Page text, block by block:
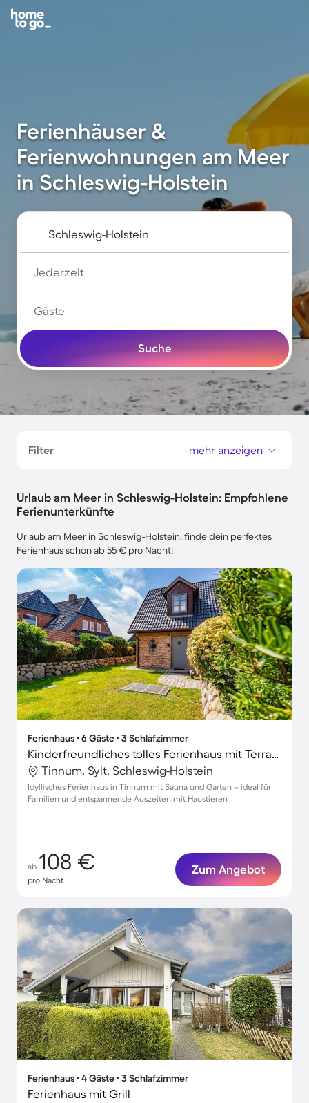
Ferienhäuser &
Ferienwohnungen am Meer
in Schleswig-Holstein
Jederzeit
Gäste
Suche
Filter mehr anzeigen
Urlaub am Meer in Schleswig-Holstein: Empfohlene
Ferienunterkünfte
Urlaub am Meer in Schleswig-Holstein: finde dein perfektes
Ferienhaus schon ab 55 € pro Nacht!
Ferienhaus ∙ 6 Gäste ∙ 3 Schlafzimmer
Kinderfreundliches tolles Ferienhaus mit Terrasse, Sauna und Garten | Haustiere sind willkommen
Tinnum, Sylt, Schleswig-Holstein
Idyllisches Ferienhaus in Tinnum mit Sauna und Garten – ideal für
Familien und entspannende Auszeiten mit Haustieren
ab 108 €
pro Nacht
Zum Angebot
Ferienhaus ∙ 4 Gäste ∙ 3 Schlafzimmer
Ferienhaus mit Grill